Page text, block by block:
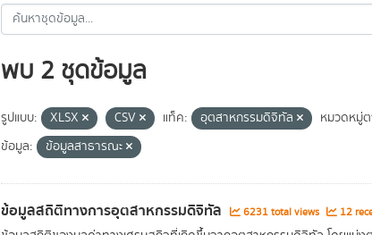
พบ 2 ชุดข้อมูล
รูปแบบ: XLSX CSV แท็ค: อุตสาหกรรมดิจิทัล
หมวดหมู่
ข้อมูล:
ข้อมูลสาธารณะ
ข้อมูลสถิติทางการอุตสาหกรรมดิจิทัล 6231 total views 12